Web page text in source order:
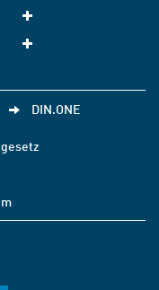
DIN.ONE